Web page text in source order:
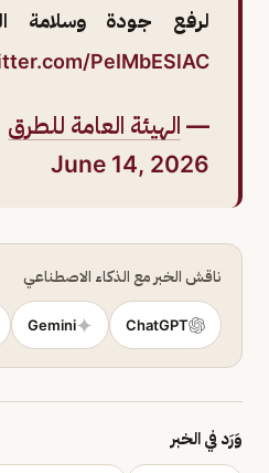
لرفع جودة وسلامة
PeIMbESlAC
— الهيئة العامة للطرق
June 14, 2026
ناقش الخبر مع الذكاء الاصطناعي
ChatGPT
Gemini
وَرَد في الخبر